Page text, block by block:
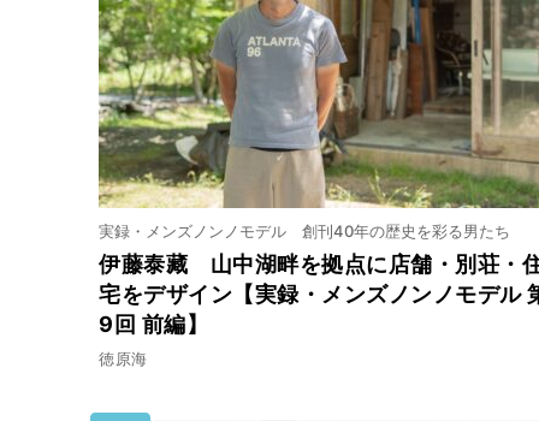
実録・メンズノンノモデル 創刊40年の歴史を彩る男たち
伊藤泰藏 山中湖畔を拠点に店舗・別荘・
宅をデザイン【実録・メンズノンノモデル
9回 前編】
徳原海